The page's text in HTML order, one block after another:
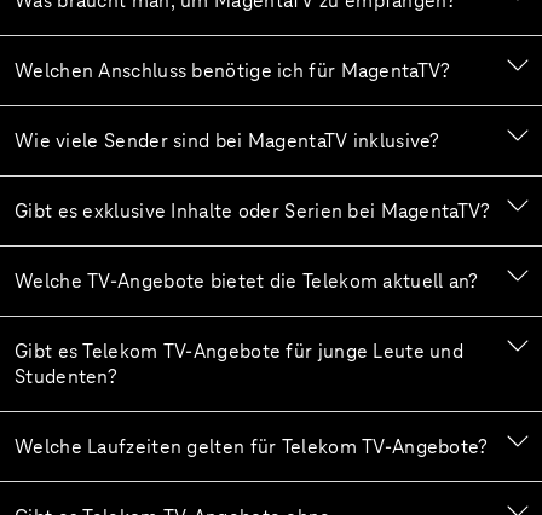
Welchen Anschluss benötige ich für MagentaTV?
Wie viele Sender sind bei MagentaTV inklusive?
Gibt es exklusive Inhalte oder Serien bei MagentaTV?
Welche TV-Angebote bietet die Telekom aktuell an?
Gibt es Telekom TV-Angebote für junge Leute und
Studenten?
Welche Laufzeiten gelten für Telekom TV-Angebote?